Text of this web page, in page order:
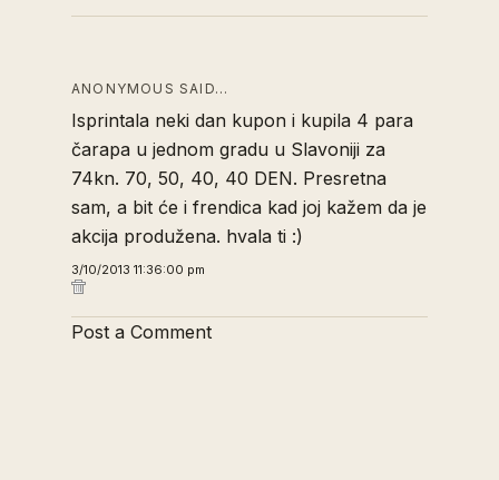
ANONYMOUS SAID…
Isprintala neki dan kupon i kupila 4 para
čarapa u jednom gradu u Slavoniji za
74kn. 70, 50, 40, 40 DEN. Presretna
sam, a bit će i frendica kad joj kažem da je
akcija produžena. hvala ti :)
3/10/2013 11:36:00 pm
Post a Comment